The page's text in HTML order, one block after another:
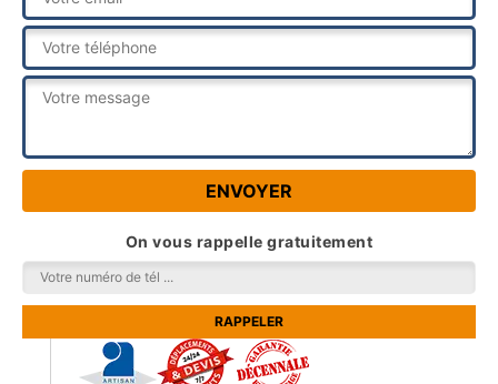
On vous rappelle gratuitement